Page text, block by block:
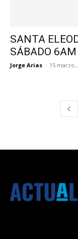
SANTA
SÁBADO
Jorge Arias - 15 marzo,